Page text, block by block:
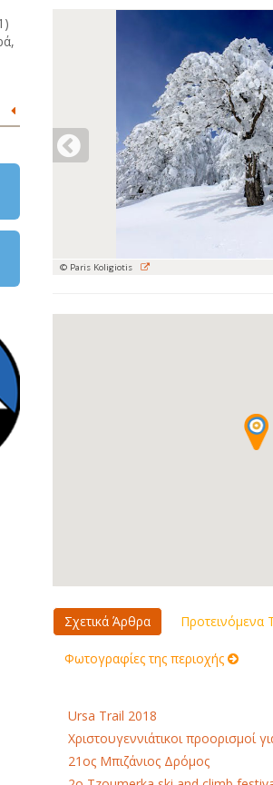
© Paris Koligiotis
Σχετικά Άρθρα Προτεινόμενα
Φωτογραφίες της περιοχής
Ursa Trail 2018
Χριστουγεννιάτικοι προορισμοί
21ος Μπιζάνιος Δρόμος